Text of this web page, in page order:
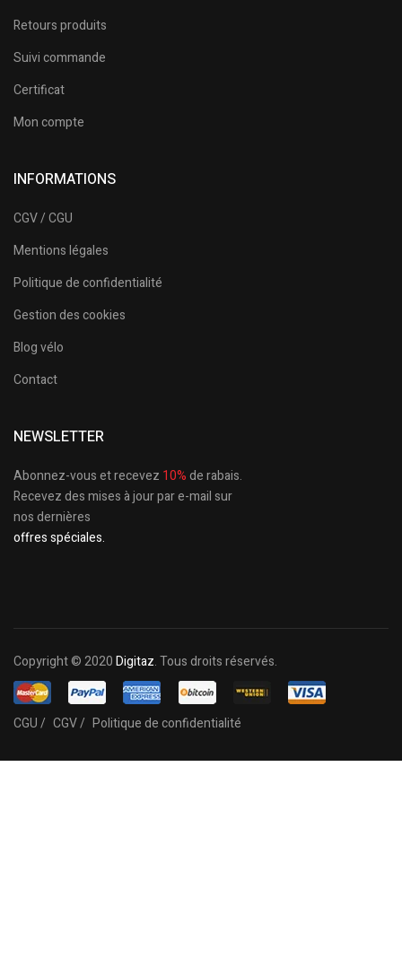
Retours produits
Suivi commande
Certificat
Mon compte
INFORMATIONS
CGV / CGU
Mentions légales
Politique de confidentialité
Gestion des cookies
Blog vélo
Contact
NEWSLETTER
Abonnez-vous et recevez 10%de rabais.
Recevez des mises à jour par e-mail sur
nos dernières
offres spéciales.
Copyright © 2020Digitaz. Tous droits réservés.
CGU / CGV / Politique de confidentialité